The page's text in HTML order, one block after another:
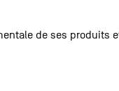
de ses produits